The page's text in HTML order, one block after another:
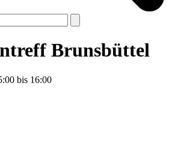
Brunsbüttel
bis 16:00